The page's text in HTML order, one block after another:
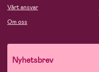
Vårt ansvar
Om oss
Nyhetsbrev